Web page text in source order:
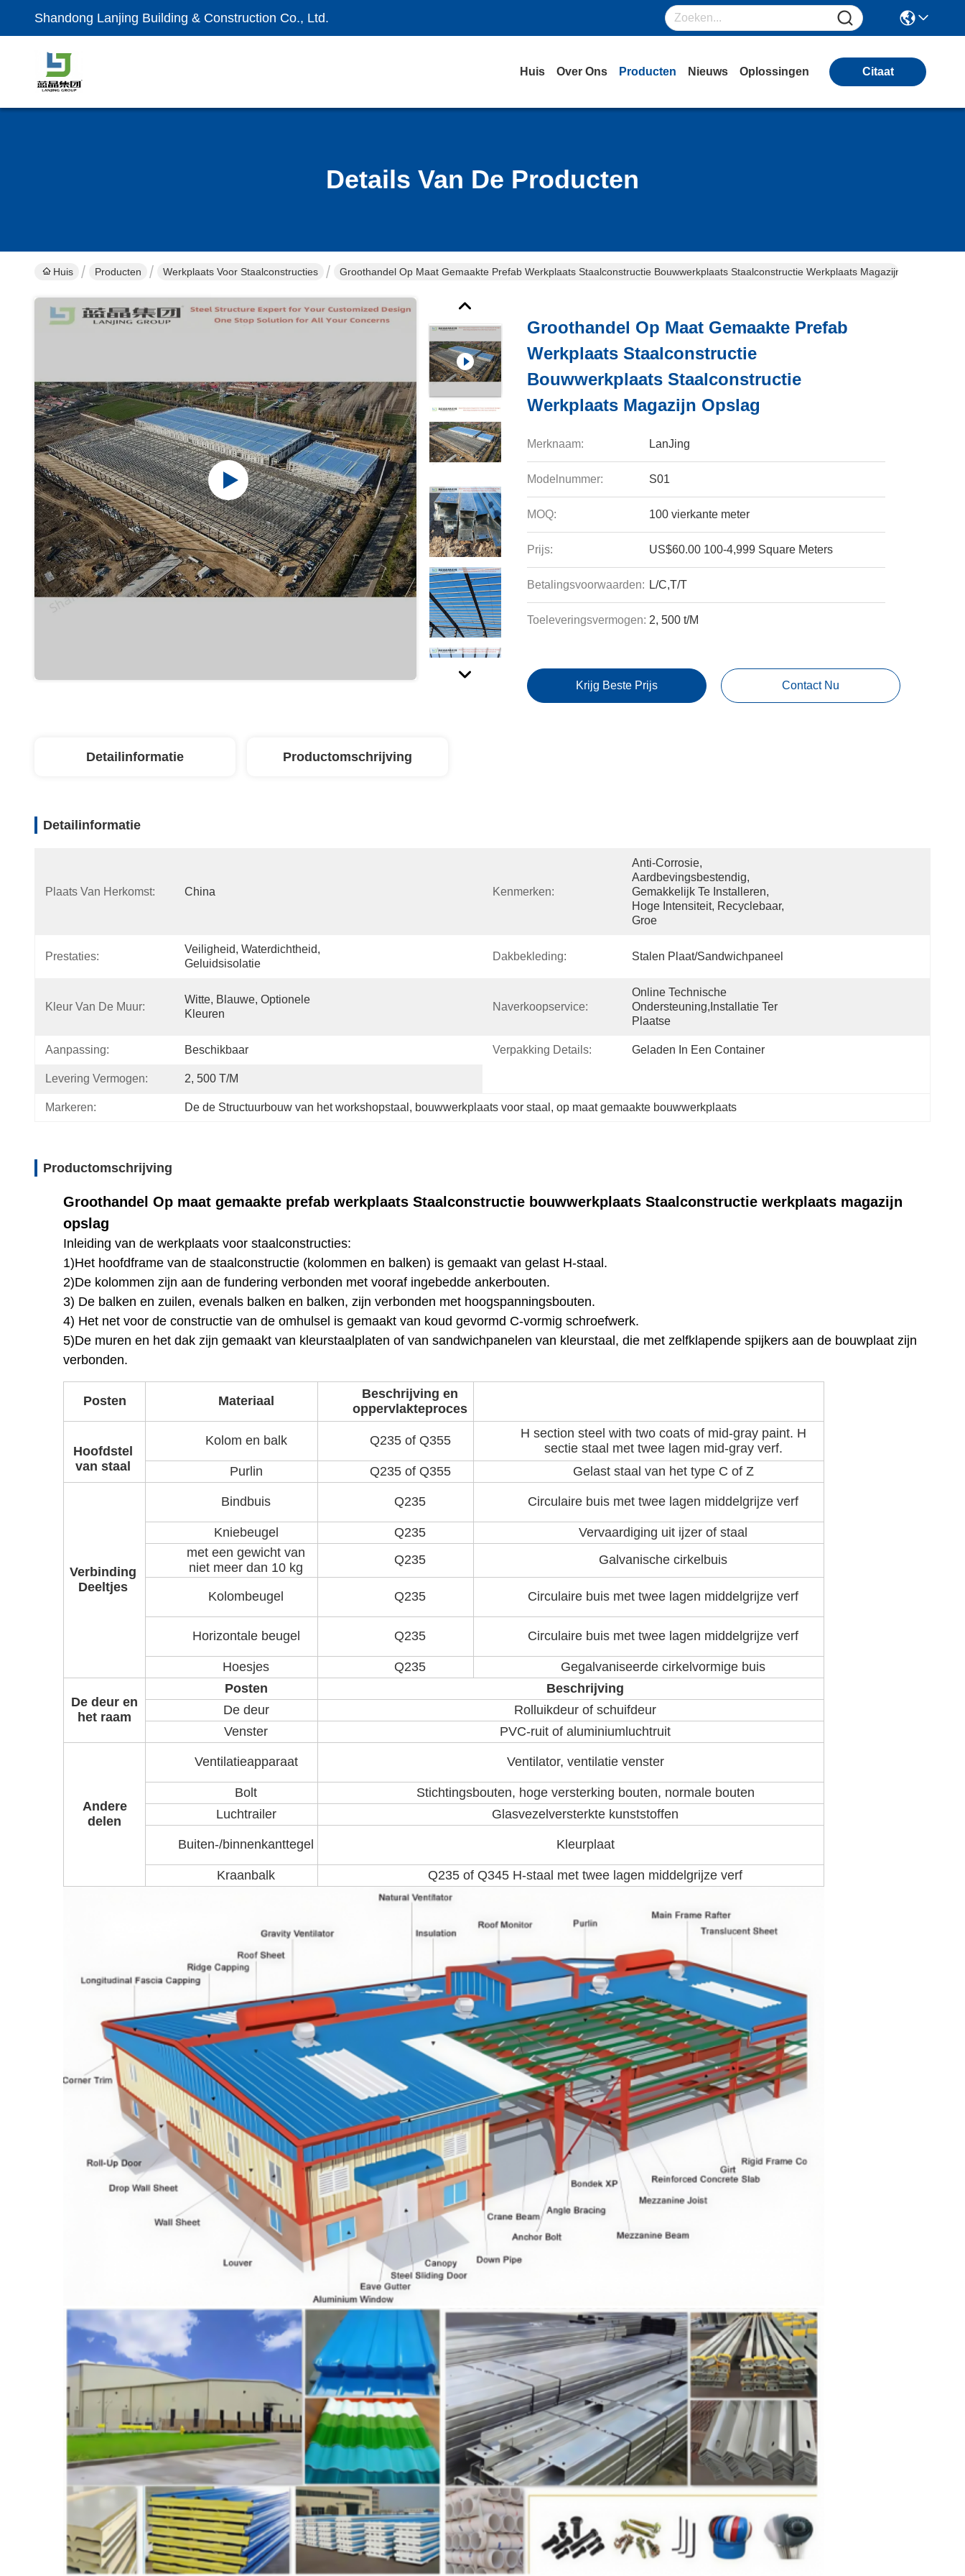
Shandong Lanjing Building & Construction Co., Ltd.
Huis Over Ons Producten Nieuws Oplossingen Citaat
Details Van De Producten
Huis Producten Werkplaats Voor Staalconstructies Groothandel Op Maat Gemaakte Prefab Werkplaats Staalconstructie Bouwwerkplaats Staalconstructie Werkplaats Magazijn Opslag
Groothandel Op Maat Gemaakte Prefab
Werkplaats Staalconstructie
Bouwwerkplaats Staalconstructie
Werkplaats Magazijn Opslag
Merknaam: LanJing
Modelnummer: S01
MOQ: 100 vierkante meter
Prijs: US$60.00 100-4,999 Square Meters
Betalingsvoorwaarden: L/C,T/T
Toeleveringsvermogen: 2, 500 t/M
Krijg Beste Prijs Contact Nu
Detailinformatie Productomschrijving
Detailinformatie
Plaats Van Herkomst: China Kenmerken:
Anti-Corrosie,
Aardbevingsbestendig,
Gemakkelijk Te Installeren,
Hoge Intensiteit, Recyclebaar,
Groe
Prestaties:
Veiligheid, Waterdichtheid,
Geluidsisolatie
Dakbekleding: Stalen Plaat/sandwichpaneel
Kleur Van De Muur:
Witte, Blauwe, Optionele
Kleuren
Naverkoopservice:
Online Technische
Ondersteuning,installatie Ter
Plaatse
Aanpassing: Beschikbaar Verpakking Details: Geladen In Een Container
Levering Vermogen: 2, 500 T/M
Markeren: De de Structuurbouw van het workshopstaal , bouwwerkplaats voor staal , op maat gemaakte bouwwerkplaats
Productomschrijving
Groothandel Op maat gemaakte prefab werkplaats Staalconstructie bouwwerkplaats Staalconstructie werkplaats magazijn
opslag
Inleiding van de werkplaats voor staalconstructies:
1)Het hoofdframe van de staalconstructie (kolommen en balken) is gemaakt van gelast H-staal.
2)De kolommen zijn aan de fundering verbonden met vooraf ingebedde ankerbouten.
3) De balken en zuilen, evenals balken en balken, zijn verbonden met hoogspanningsbouten.
4) Het net voor de constructie van de omhulsel is gemaakt van koud gevormd C-vormig schroefwerk.
5)De muren en het dak zijn gemaakt van kleurstaalplaten of van sandwichpanelen van kleurstaal, die met zelfklapende spijkers aan de bouwplaat zijn
verbonden.
Posten Materiaal
Beschrijving en
oppervlakteproces
Hoofdstel
van staal
Kolom en balk Q235 of Q355
H section steel with two coats of mid-gray paint. H
sectie staal met twee lagen mid-gray verf.
Purlin
Q235 of Q355 Gelast staal van het type C of Z
Verbinding
Deeltjes
Bindbuis Q235 Circulaire buis met twee lagen middelgrijze verf
Kniebeugel Q235
Vervaardiging uit ijzer of staal
met een gewicht van
niet meer dan 10 kg
Q235 Galvanische cirkelbuis
Kolombeugel Q235 Circulaire buis met twee lagen middelgrijze verf
Horizontale beugel Q235 Circulaire buis met twee lagen middelgrijze verf
Hoesjes Q235 Gegalvaniseerde cirkelvormige buis
De deur en
het raam
Posten
Beschrijving
De deur
Rolluikdeur of schuifdeur
Venster
PVC-ruit of aluminiumluchtruit
Andere
delen
Ventilatieapparaat Ventilator, ventilatie venster
Bolt
Stichtingsbouten, hoge versterking bouten, normale bouten
Luchtrailer
Glasvezelversterkte kunststoffen
Buiten-/binnenkanttegel Kleurplaat
Kraanbalk Q235 of Q345 H-staal met twee lagen middelgrijze verf